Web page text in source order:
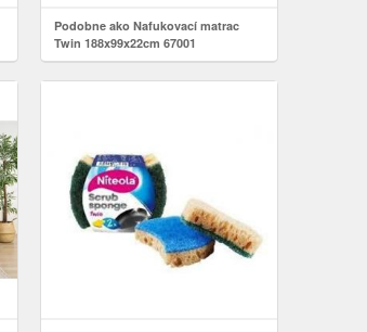
Podobne ako Nafukovací matrac
Twin 188x99x22cm 67001